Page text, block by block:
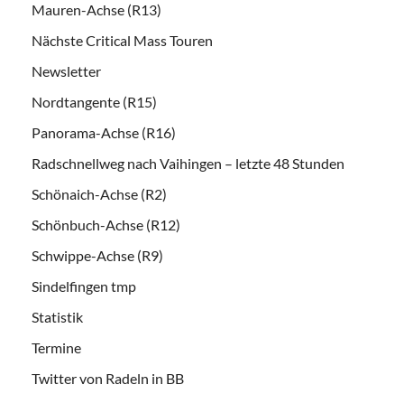
Mauren-Achse (R13)
Nächste Critical Mass Touren
Newsletter
Nordtangente (R15)
Panorama-Achse (R16)
Radschnellweg nach Vaihingen – letzte 48 Stunden
Schönaich-Achse (R2)
Schönbuch-Achse (R12)
Schwippe-Achse (R9)
Sindelfingen tmp
Statistik
Termine
Twitter von Radeln in BB